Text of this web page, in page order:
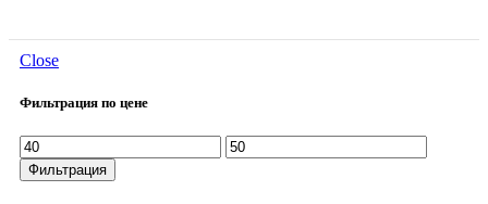
Close
Фильтрация по цене
Минимальная
цена
Максимальная
цена
Фильтрация